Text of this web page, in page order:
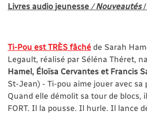
Livres audio jeunesse /Nouveautés/
Ti-Pou est TRÈS fâché de Sarah
Legault, réalisé par Séléna Théret,
Hamel, Éloïsa Cervantes et Francis
St-Jean) - Ti-pou aime jouer avec
Quand elle démolit sa tour de blocs,
FORT. Il la pousse. Il hurle. Il lance